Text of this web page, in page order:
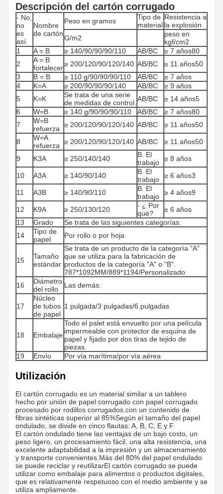
Hogar Productos Los Videos
Nosotros
Visita A La
Fábrica
Control De
Contáctenos Noticias
Casos De
Trabajo
cartulina gris
Tablero a dos caras
Papel compensado
Papel de tablero de marfil
Descripción del cartón corrugado
- No,
no
es
así.
Nombre
de cartón
Peso en gramos
Tipo de
material
Resistencia a
la explosión
G/m2
peso en
kgf/cm2
1
A = B ≥ 140/90/90/90/110 AB/BC
≥ 7 años80
2
A = B
fortalecer≥ 200/120/90/120/140 AB/BC
≥ 11 años50
3
B = B ≥ 110 g/90/90/90/110 AB/BC
≥ 7 años
4
K=A ≥ 200/90/90/90/140 AB/BC
≥ 9 años
5
K=K
Se trata de una serie
de medidas de control. AB/BC
≥ 14 años5
6
W=B ≥ 140 g/90/90/90/110 AB/BC
≥ 7 años80
7
W=B
refuerza
≥ 200/120/90/120/140 AB/BC ≥ 11 años50
8
W=A
refuerza
≥ 200/120/90/120/140 AB/BC ≥ 11 años50
9 K3A ≥ 250/140/140
B. El
trabajo
≥ 8 años
10 A3A ≥ 140/90/140
B. El
trabajo
≥ 6 años3
11 A3B ≥ 140/90/110
B. El
trabajo
≥ 4 años9
12 K9A ≥ 250/130/120
- ¿ Por
qué?
≥ 6 años
13
Grado
Se trata de las siguientes categorías:
14
Tipo de
papel
Por rollo o por hoja
15
Tamaño
estándar
Se trata de un producto de la categoría "A"
que se utiliza para la fabricación de
productos de la categoría "A" o "B".
787*1092MM/889*1194/Personalizado
16
Diámetro
del rollo
Las demás:
17
Núcleo
de tubos
de papel
1 pulgada/3 pulgadas/6 pulgadas
18 Embalaje
Todo el palet está envuelto por una película
impermeable con protector de esquina de
papel y fijado por dos tiras de tejido de
piezas.
19
Envío Por vía marítima/por vía aérea
Utilización
El cartón corrugado es un material similar a un tablero
hecho por unión de papel corrugado con papel corrugado
procesado por rodillos corrugados.con un contenido de
fibras sintéticas superior al 85%Según el tamaño del papel
ondulado, se divide en cinco flautas: A, B, C, E y F.
El cartón ondulado tiene las ventajas de un bajo costo, un
peso ligero, un procesamiento fácil, una alta resistencia, una
excelente adaptabilidad a la impresión y un almacenamiento
y transporte convenientes.Más del 80% del papel ondulado
se puede reciclar y reutilizarEl cartón corrugado se puede
utilizar como embalaje para alimentos o productos digitales,
que es relativamente respetuoso con el medio ambiente y se
utiliza ampliamente.